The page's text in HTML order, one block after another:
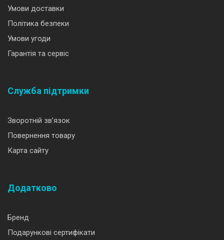
Умови доставки
Політика безпеки
Умови угоди
Гарантія та сервіс
Служба підтримки
Зворотній зв’язок
Повернення товару
Карта сайту
Додатково
Бренд
Подарункові сертифікати